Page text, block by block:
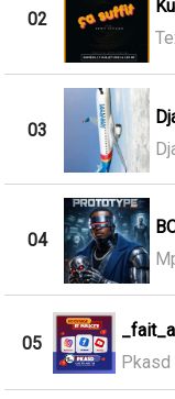
02
03
04
05
Pkasd